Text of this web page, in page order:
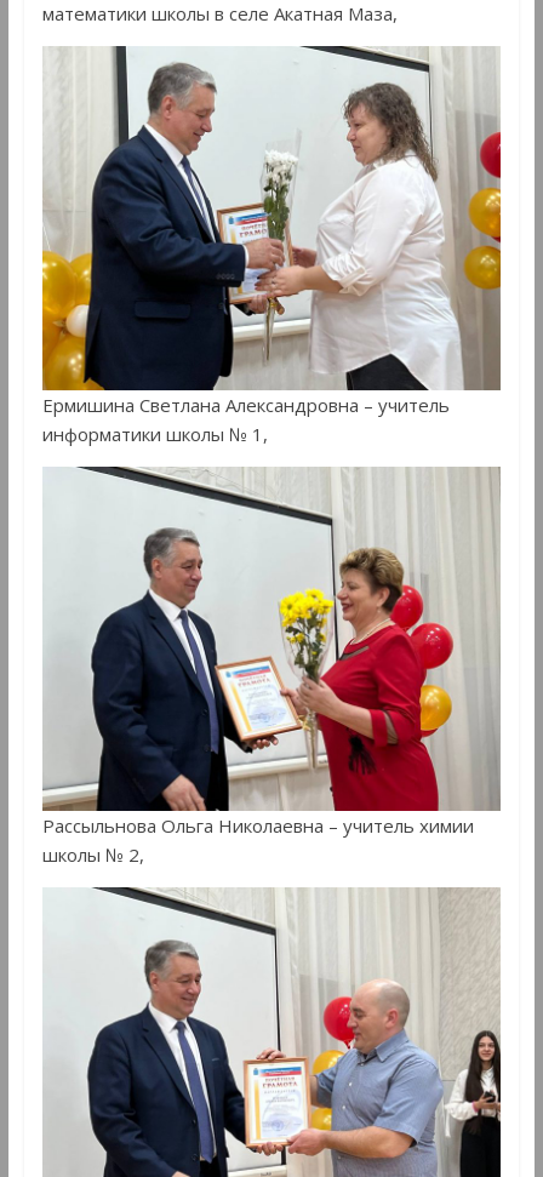
математики школы в селе Акатная Маза,
Ермишина Светлана Александровна – учитель
информатики школы № 1,
Рассыльнова Ольга Николаевна – учитель химии
школы № 2,